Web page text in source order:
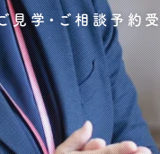
見学・ご相談予約